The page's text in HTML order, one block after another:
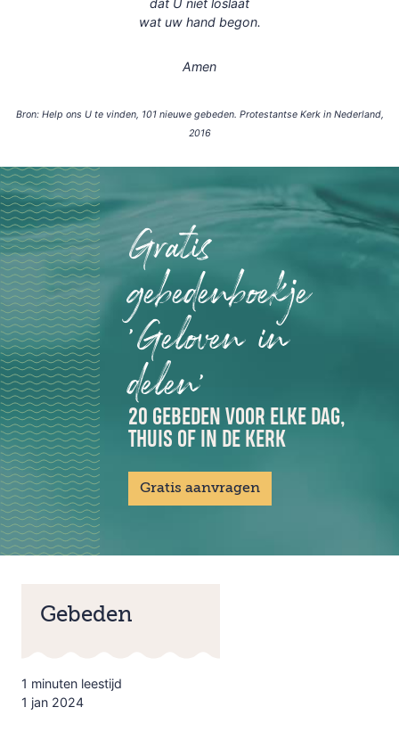
dat U niet loslaat
wat uw hand begon.
Amen
Bron: Help ons U te vinden, 101 nieuwe gebeden. Protestantse Kerk in Nederland,
2016
Gratis
gebedenboekje
'Geloven in
delen'
20 GEBEDEN VOOR ELKE DAG,
THUIS OF IN DE KERK
Gratis aanvragen
Gebeden
1 minuten leestijd
1 jan 2024